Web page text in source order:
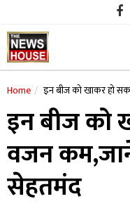
content
Home इन बीज को खाकर हो
इन बीज को
वजन
सेहतमंद